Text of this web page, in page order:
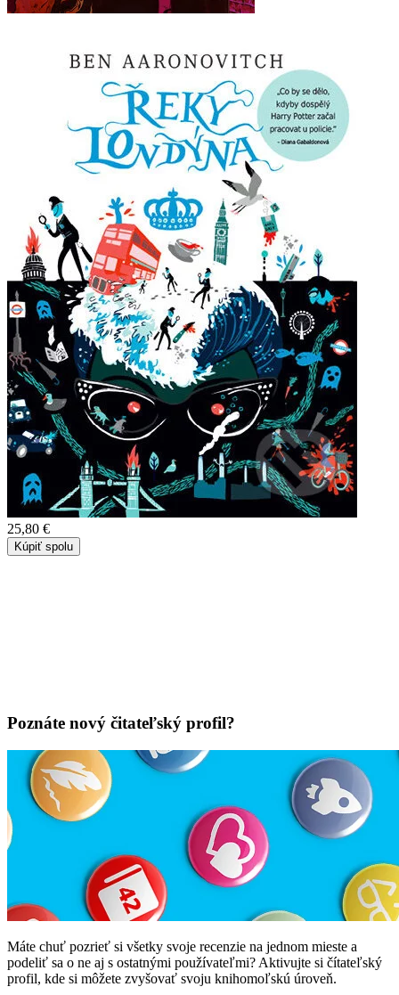
25,80 €
Kúpiť spolu
Poznáte nový čitateľský profil?
Máte chuť pozrieť si všetky svoje recenzie na jednom mieste a
podeliť sa o ne aj s ostatnými používateľmi? Aktivujte si čítateľský
profil, kde si môžete zvyšovať svoju knihomoľskú úroveň.